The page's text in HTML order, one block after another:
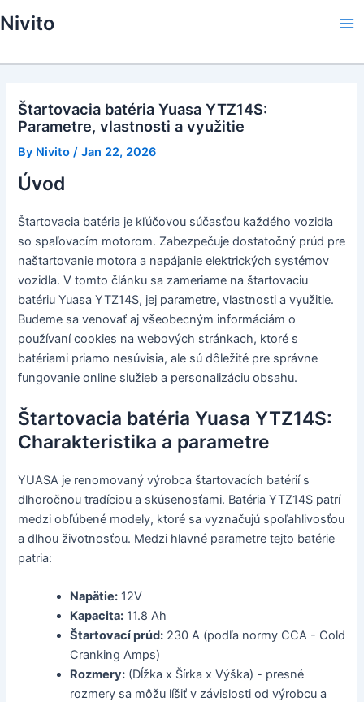
to
Nivito
Štartovacia batéria Yuasa YTZ14S:
Parametre, vlastnosti a využitie
By Nivito /Jan 22, 2026
Úvod
Štartovacia batéria je kľúčovou súčasťou každého vozidla
so spaľovacím motorom. Zabezpečuje dostatočný prúd pre
naštartovanie motora a napájanie elektrických systémov
vozidla. V tomto článku sa zameriame na štartovaciu
batériu Yuasa YTZ14S, jej parametre, vlastnosti a využitie.
Budeme sa venovať aj všeobecným informáciám o
používaní cookies na webových stránkach, ktoré s
batériami priamo nesúvisia, ale sú dôležité pre správne
fungovanie online služieb a personalizáciu obsahu.
Štartovacia batéria Yuasa YTZ14S:
Charakteristika a parametre
YUASA je renomovaný výrobca štartovacích batérií s
dlhoročnou tradíciou a skúsenosťami. Batéria YTZ14S patrí
medzi obľúbené modely, ktoré sa vyznačujú spoľahlivosťou
a dlhou životnosťou. Medzi hlavné parametre tejto batérie
patria:
Napätie: 12V
Kapacita: 11.8 Ah
Štartovací prúd: 230 A (podľa normy CCA - Cold
Cranking Amps)
Rozmery: (Dĺžka x Šírka x Výška) - presné
rozmery sa môžu líšiť v závislosti od výrobcu a